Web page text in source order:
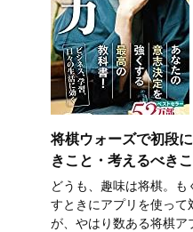
将棋ウォーズで初段
きこと・考えるべき
どうも、趣味は将棋。
すときにアプリを使って
が、やはり数ある将棋